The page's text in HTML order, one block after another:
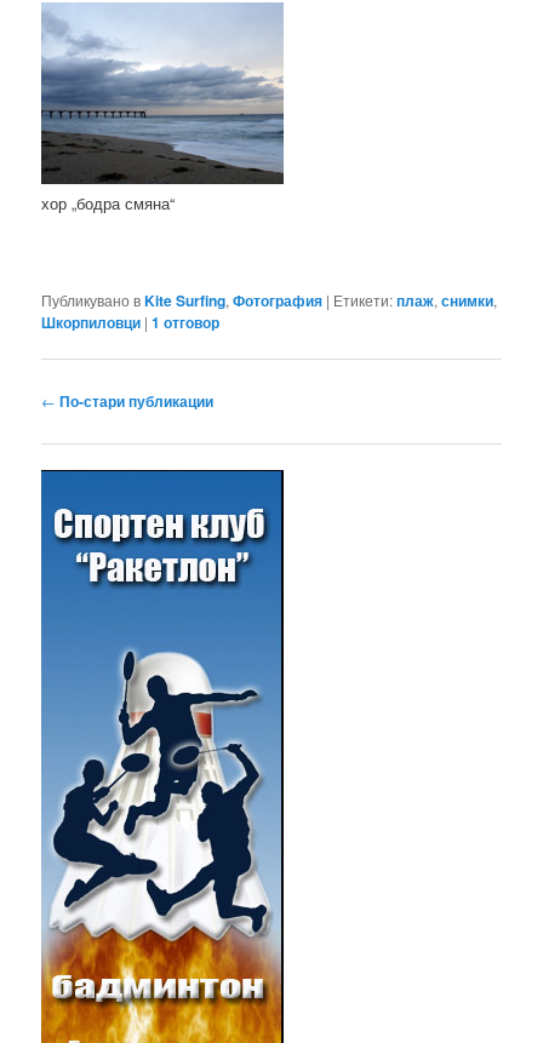
хор „бодра смяна“
Публикувано вKite Surfing,Фотография | Етикети:плаж,снимки,
Шкорпиловци |1 отговор
Навигация
публикациите
← По-стари публикации